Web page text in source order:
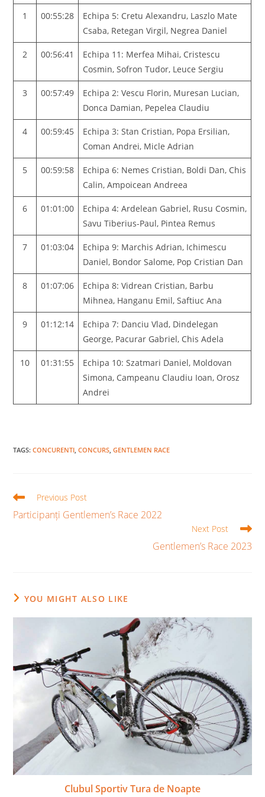
1 00:55:28
Echipa 5: Cretu Alexandru, Laszlo Mate
Csaba, Retegan Virgil, Negrea Daniel
2 00:56:41
Echipa 11: Merfea Mihai, Cristescu
Cosmin, Sofron Tudor, Leuce Sergiu
3 00:57:49
Echipa 2: Vescu Florin, Muresan Lucian,
Donca Damian, Pepelea Claudiu
4 00:59:45
Echipa 3: Stan Cristian, Popa Ersilian,
Coman Andrei, Micle Adrian
5 00:59:58
Echipa 6: Nemes Cristian, Boldi Dan, Chis
Calin, Ampoicean Andreea
6 01:01:00
Echipa 4: Ardelean Gabriel, Rusu Cosmin,
Savu Tiberius-Paul, Pintea Remus
7 01:03:04
Echipa 9: Marchis Adrian, Ichimescu
Daniel, Bondor Salome, Pop Cristian Dan
8 01:07:06
Echipa 8: Vidrean Cristian, Barbu
Mihnea, Hanganu Emil, Saftiuc Ana
9 01:12:14
Echipa 7: Danciu Vlad, Dindelegan
George, Pacurar Gabriel, Chis Adela
10 01:31:55
Echipa 10: Szatmari Daniel, Moldovan
Simona, Campeanu Claudiu Ioan, Orosz
Andrei
TAGS:CONCURENTI CONCURS GENTLEMEN RACE
Read
articles
Previous Post
Participanți Gentlemen’s Race 2022
Next Post
Gentlemen’s Race 2023
YOU MIGHT ALSO LIKE
Clubul Sportiv Tura de Noapte